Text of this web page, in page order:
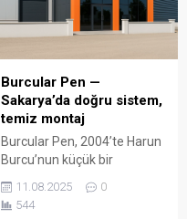
Burcular Pen —
Sakarya’da doğru sistem,
temiz montaj
Burcular Pen, 2004’te Harun
Burcu’nun küçük bir
atölyede attığı adımla
başladı; bugün Serdivan’daki
147 m² showroomu ve 750
11.08.2025
0
544